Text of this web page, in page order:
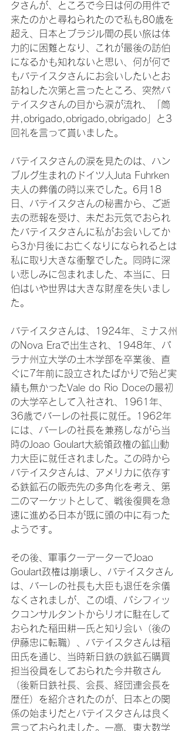
タさんが、ところで今日は何の用件で
来たのかと尋ねられたので私も80歳を
超え、日本とブラジル間の長い旅は体
力的に困難となり、これが最後の訪伯
になるかも知れないと思い、何が何で
もバテイスタさんにお会いしたいとお
訪ねした次第と言ったところ、突然バ
テイスタさんの目から涙が流れ、「筒
井,obrigado,obrigado,obrigado」と3
回礼を言って貰いました。
バテイスタさんの涙を見たのは、ハン
ブルグ生まれのドイツ人Juta Fuhrken
夫人の葬儀の時以来でした。6月18
日、バテイスタさんの秘書から、ご逝
去の悲報を受け、未だお元気でおられ
たバテイスタさんに私がお会いしてか
ら3か月後にお亡くなりになられるとは
私に取り大きな衝撃でした。同時に深
い悲しみに包まれました、本当に、日
伯はいや世界は大きな財産を失いまし
た。
バテイスタさんは、1924年、ミナス州
のNova Eraで出生され、1948年、パ
ラナ州立大学の土木学部を卒業後、直
ぐに7年前に設立されたばかりで殆ど実
績も無かったVale do Rio Doceの最初
の大学卒として入社され、1961年、
36歳でバーレの社長に就任。1962年
には、バーレの社長を兼務しながら当
時のJoao Goulart大統領政権の鉱山動
力大臣に就任されました。この時から
バテイスタさんは、アメリカに依存す
る鉄鉱石の販売先の多角化を考え、第
二のマーケットとして、戦後復興を急
速に進める日本が既に頭の中に有った
ようです。
その後、軍事クーデーターでJoao
Goulart政権は崩壊し、バテイスタさん
は、バーレの社長も大臣も退任を余儀
なくされましが、この頃、パシフィッ
クコンサルタントからリオに駐在して
おられた稲田耕一氏と知り会い（後の
伊藤忠に転職）、バテイスタさんは稲
田氏を通じ、当時新日鉄の鉄鉱石購買
担当役員をしておられた今井敬さん
（後新日鉄社長、会長、経団連会長を
歴任）を紹介されたのが、日本との関
係の始まりだとバテイスタさんは良く
言っておられました。一高、東大数学